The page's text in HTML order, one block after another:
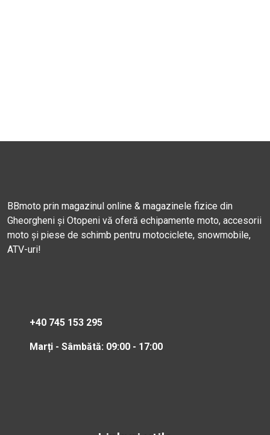
BBmoto prin magazinul online & magazinele fizice din
Gheorgheni și Otopeni vă oferă echipamente moto, accesorii
moto și piese de schimb pentru motociclete, snowmobile,
ATV-uri!
+40 745 153 295
Marți - Sâmbătă: 09:00 - 17:00